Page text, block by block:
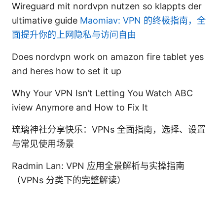
Wireguard mit nordvpn nutzen so klappts der
ultimative guide Maomiav: VPN 的终极指南，全
面提升你的上网隐私与访问自由
Does nordvpn work on amazon fire tablet yes
and heres how to set it up
Why Your VPN Isn’t Letting You Watch ABC
iview Anymore and How to Fix It
琉璃神社分享快乐：VPNs 全面指南，选择、设置
与常见使用场景
Radmin Lan: VPN 应用全景解析与实操指南
（VPNs 分类下的完整解读）